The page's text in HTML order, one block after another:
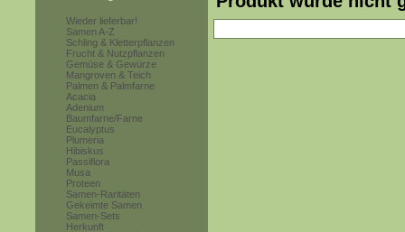
Wieder lieferbar!
Samen A-Z
Schling & Kletterpflanzen
Frucht & Nutzpflanzen
Gemüse & Gewürze
Mangroven & Teich
Palmen & Palmfarne
Acacia
Adenium
Baumfarne/Farne
Eucalyptus
Plumeria
Hibiskus
Passiflora
Musa
Proteen
Samen-Raritäten
Gekeimte Samen
Samen-Sets
Herkunft